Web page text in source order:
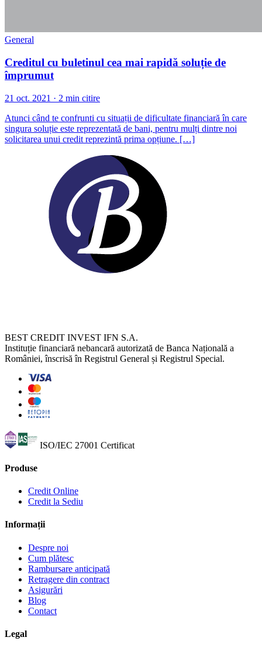
General
Creditul cu buletinul cea mai rapidă soluție de
împrumut
21 oct. 2021 · 2 min citire
Atunci când te confrunti cu situații de dificultate financiară în care
singura soluție este reprezentată de bani, pentru mulți dintre noi
solicitarea unui credit reprezintă prima opțiune. […]
BEST CREDIT INVEST IFN S.A.
Instituție financiară nebancară autorizată de Banca Națională a
României, înscrisă în Registrul General și Registrul Special.
ISO/IEC 27001 Certificat
Produse
Credit Online
Credit la Sediu
Informații
Despre noi
Cum plătesc
Rambursare anticipată
Retragere din contract
Asigurări
Blog
Contact
Legal